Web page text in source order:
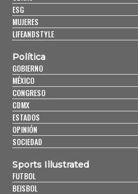
ESG
MUJERES
LIFEANDSTYLE
Política
GOBIERNO
MÉXICO
CONGRESO
CDMX
ESTADOS
OPINIÓN
SOCIEDAD
Sports Illustrated
FUTBOL
BEISBOL